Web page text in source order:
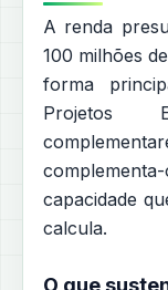
A renda
100 milhões
forma
Projetos
capacidade
calcula.
O que